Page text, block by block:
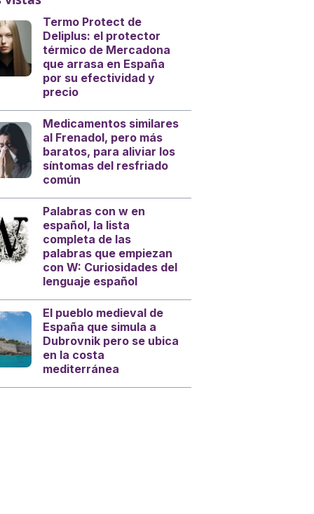
Termo Protect de
Deliplus: el protector
térmico de Mercadona
que arrasa en España
por su efectividad y
precio
Medicamentos similares
al Frenadol, pero más
baratos, para aliviar los
síntomas del resfriado
común
Palabras con w en
español, la lista
completa de las
palabras que empiezan
con W: Curiosidades del
lenguaje español
El pueblo medieval de
España que simula a
Dubrovnik pero se ubica
en la costa
mediterránea